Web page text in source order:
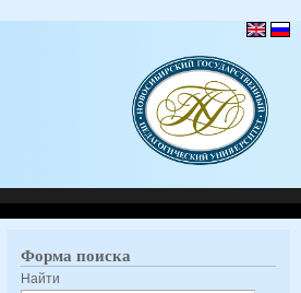
Форма поиска
Найти